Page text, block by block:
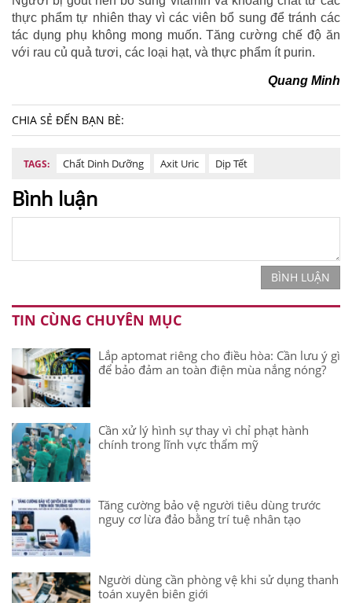
thực phẩm tự nhiên thay vì các viên bổ sung để tránh các
tác dụng phụ không mong muốn. Tăng cường chế độ ăn
với rau củ quả tươi, các loại hạt, và thực phẩm ít purin.
Quang Minh
CHIA SẺ ĐẾN BẠN BÈ:
TAGS: Chất Dinh Dưỡng Axit Uric Dịp Tết
Bình luận
BÌNH LUẬN
TIN CÙNG CHUYÊN MỤC
Lắp aptomat riêng cho điều hòa: Cần lưu ý gì
để bảo đảm an toàn điện mùa nắng nóng?
Cần xử lý hình sự thay vì chỉ phạt hành
chính trong lĩnh vực thẩm mỹ
Tăng cường bảo vệ người tiêu dùng trước
nguy cơ lừa đảo bằng trí tuệ nhân tạo
Người dùng cần phòng vệ khi sử dụng thanh
toán xuyên biên giới